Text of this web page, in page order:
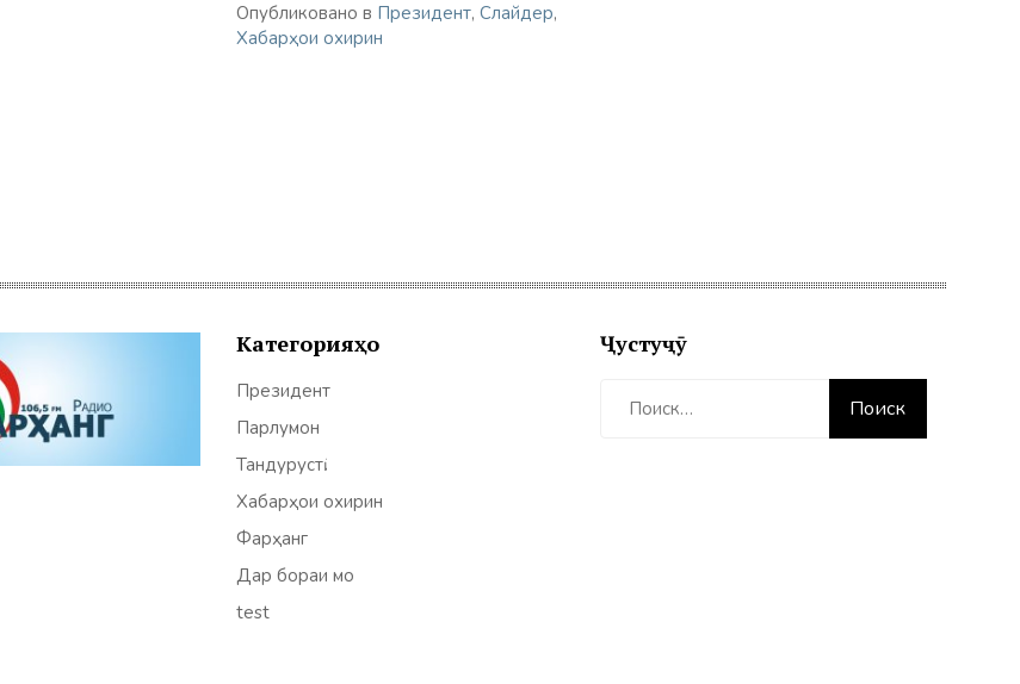
Опубликовано в Президент, Слайдер,
Хабарҳои охирин
Категорияҳо
Президент
Парлумон
Тандурустӣ
Хабарҳои охирин
Фарҳанг
Дар бораи мо
test
Ҷустуҷӯ